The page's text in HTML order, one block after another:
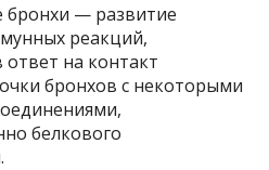
бронхи — развитие
реакций,
на контакт
бронхов с некоторыми
белкового